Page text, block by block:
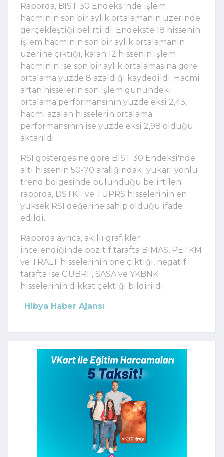
Raporda, BIST 30 Endeksi'nde işlem
hacminin son bir aylık ortalamanın üzerinde
gerçekleştiği belirtildi. Endekste 18 hissenin
işlem hacminin son bir aylık ortalamanın
üzerine çıktığı, kalan 12 hissenin işlem
hacminin ise son bir aylık ortalamasına göre
ortalama yüzde 8 azaldığı kaydedildi. Hacmi
artan hisselerin son işlem günündeki
ortalama performansının yüzde eksi 2,43,
hacmi azalan hisselerin ortalama
performansının ise yüzde eksi 2,98 olduğu
aktarıldı.
RSI göstergesine göre BIST 30 Endeksi'nde
altı hissenin 50-70 aralığındaki yukarı yönlü
trend bölgesinde bulunduğu belirtilen
raporda, DSTKF ve TUPRS hisselerinin en
yüksek RSI değerine sahip olduğu ifade
edildi.
Raporda ayrıca, akıllı grafikler
incelendiğinde pozitif tarafta BIMAS, PETKM
ve TRALT hisselerinin öne çıktığı, negatif
tarafta ise GUBRF, SASA ve YKBNK
hisselerinin dikkat çektiği bildirildi.
Hibya Haber Ajansı